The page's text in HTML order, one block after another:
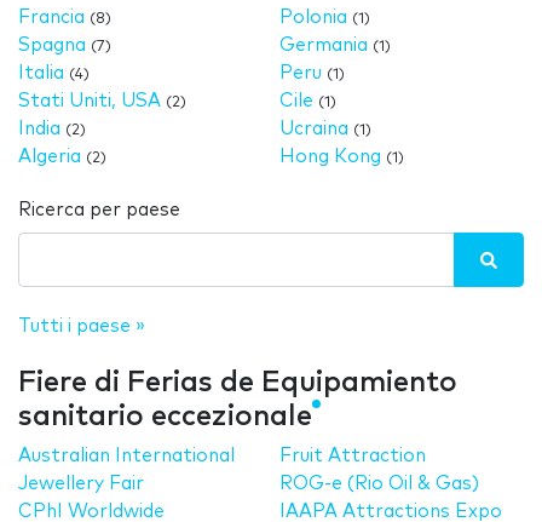
Francia (8)
Spagna (7)
Italia (4)
Stati Uniti, USA (2)
India (2)
Algeria (2)
Polonia (1)
Germania (1)
Peru (1)
Cile (1)
Ucraina (1)
Hong Kong (1)
Ricerca per paese
Tutti i paese »
Fiere di Ferias de Equipamiento
sanitario eccezionale
Australian International
Jewellery Fair
CPhI Worldwide
Fruit Attraction
ROG-e (Rio Oil & Gas)
IAAPA Attractions Expo